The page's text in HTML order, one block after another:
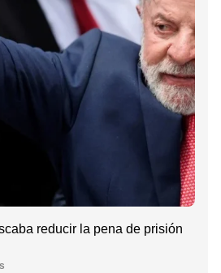
reducir la pena de prisión